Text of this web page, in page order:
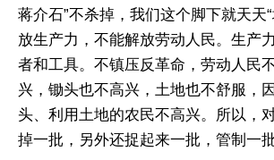
蒋介石”不杀掉，我们这个脚下就天天
放生产力，不能解放劳动人民。生产
者和工具。不镇压反革命，劳动人民
兴，锄头也不高兴，土地也不舒服，
头、利用土地的农民不高兴。所以，
掉一批，另外还捉起来一批，管制一批